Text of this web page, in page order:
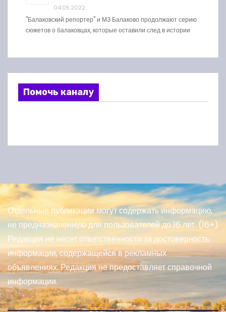
04.05.2022
"Балаковский репортер" и МЗ Балаково продолжают серию
сюжетов о балаковцах, которые оставили след в истории
Помочь каналу
Отдельные публикации могут содержать информацию,
не предназначенную для пользователей до 16 лет. (16+)
Редакция не несет ответственности за достоверность
информации, содержащейся в рекламных
объявлениях. Редакция не предоставляет справочной
информации.